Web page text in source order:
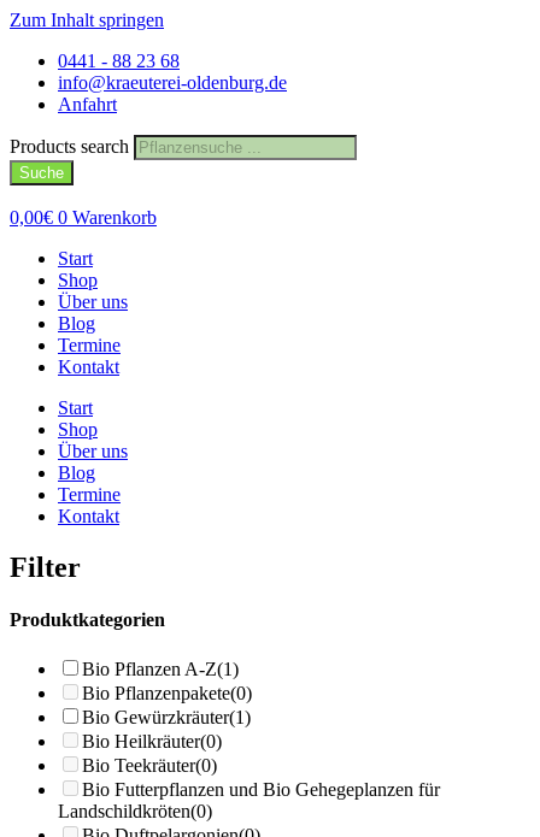
Zum Inhalt springen
0441 - 88 23 68
info@kraeuterei-oldenburg.de
Anfahrt
Products search
Suche
0,00€ 0 Warenkorb
Start
Shop
Über uns
Blog
Termine
Kontakt
Start
Shop
Über uns
Blog
Termine
Kontakt
Filter
Produktkategorien
Bio Pflanzen A-Z(1)
Bio Pflanzenpakete(0)
Bio Gewürzkräuter(1)
Bio Heilkräuter(0)
Bio Teekräuter(0)
Bio Futterpflanzen und Bio Gehegeplanzen für
Landschildkröten(0)